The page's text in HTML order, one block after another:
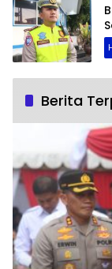
Berita